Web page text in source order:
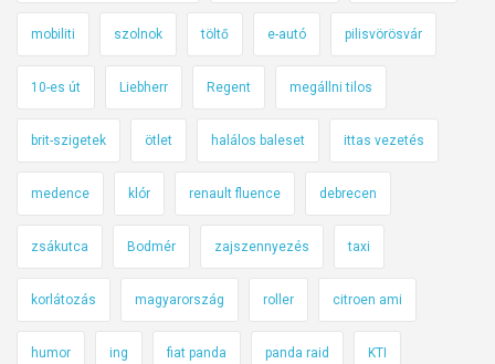
mobiliti szolnok töltő e-autó pilisvörösvár
10-es út Liebherr Regent megállni tilos
brit-szigetek ötlet halálos baleset ittas vezetés
medence klór renault fluence debrecen
zsákutca Bodmér zajszennyezés taxi
korlátozás magyarország roller citroen ami
humor ing fiat panda panda raid KTI